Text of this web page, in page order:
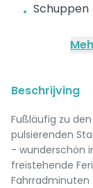
• Schuppen
Beschrijving
Fußläufig zu
pulsierenden
- wunderschön
freistehende
Fahrradminuten